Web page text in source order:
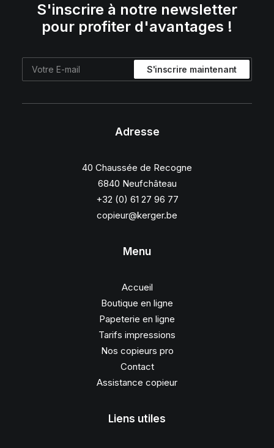
S'inscrire à notre newsletter
pour profiter d'avantages !
Adresse
40 Chaussée de Recogne
6840 Neufchâteau
+32 (0) 61 27 96 77
copieur@kerger.be
Menu
Accueil
Boutique en ligne
Papeterie en ligne
Tarifs impressions
Nos copieurs pro
Contact
Assistance copieur
Liens utiles